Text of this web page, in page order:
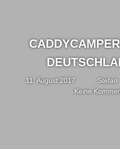
11. August 2017 Stefan
Keine